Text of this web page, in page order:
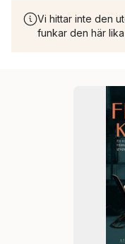
Vi hittar inte den
funkar den här